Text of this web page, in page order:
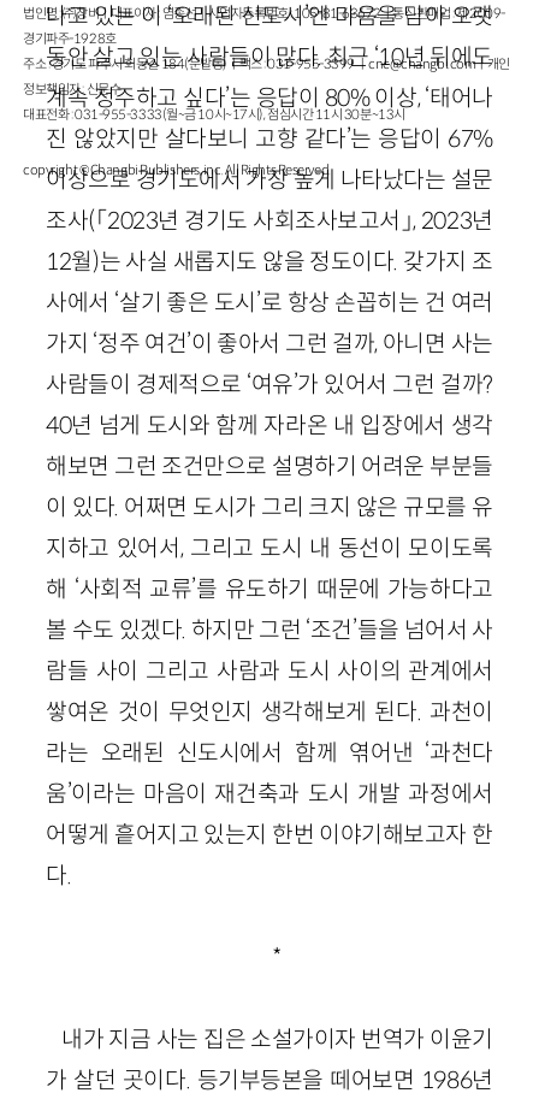
나고 있는 이 ‘오래된 신도시’엔 마음을 담아 오랫
동안 살고 있는 사람들이 많다. 최근 ‘10년 뒤에도
계속 정주하고 싶다’는 응답이 80% 이상, ‘태어나
진 않았지만 살다보니 고향 같다’는 응답이 67%
이상으로 경기도에서 가장 높게 나타났다는 설문
조사(「2023년 경기도 사회조사보고서」, 2023년
12월)는 사실 새롭지도 않을 정도이다. 갖가지 조
사에서 ‘살기 좋은 도시’로 항상 손꼽히는 건 여러
가지 ‘정주 여건’이 좋아서 그런 걸까, 아니면 사는
사람들이 경제적으로 ‘여유’가 있어서 그런 걸까?
40년 넘게 도시와 함께 자라온 내 입장에서 생각
해보면 그런 조건만으로 설명하기 어려운 부분들
이 있다. 어쩌면 도시가 그리 크지 않은 규모를 유
지하고 있어서, 그리고 도시 내 동선이 모이도록
해 ‘사회적 교류’를 유도하기 때문에 가능하다고
볼 수도 있겠다. 하지만 그런 ‘조건’들을 넘어서 사
람들 사이 그리고 사람과 도시 사이의 관계에서
쌓여온 것이 무엇인지 생각해보게 된다. 과천이
라는 오래된 신도시에서 함께 엮어낸 ‘과천다
움’이라는 마음이 재건축과 도시 개발 과정에서
어떻게 흩어지고 있는지 한번 이야기해보고자 한
다.
*
내가 지금 사는 집은 소설가이자 번역가 이윤기
가 살던 곳이다. 등기부등본을 떼어보면 1986년
법인명 : ㈜창비ㅣ대표이사 : 염종선ㅣ사업자등록번호 : 105-81-63672ㅣ통신판매업 : 제 2009-
경기파주-1928호
주소 : 경기도 파주시 회동길 184(문발동)ㅣ팩스 : 031-955-3399 ㅣcnc@changbi.comㅣ개인
정보책임자 : 신문수
대표전화 : 031-955-3333(월~금 10시~17시), 점심시간 11시 30분~13시
copyright © Changbi Publishers, inc. All Rights Reserved.